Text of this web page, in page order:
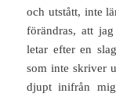
och utstått, inte
förändras, att
letar efter en
som inte skriver
djupt inifrån